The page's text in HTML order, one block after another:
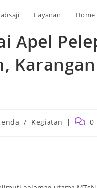
Layanan Home
Apel
/ Kegiatan
Post 0